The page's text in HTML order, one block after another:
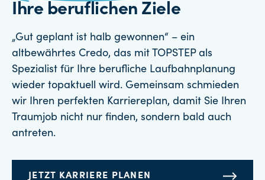
Ihre beruflichen Ziele
„Gut geplant ist halb gewonnen“ – ein
altbewährtes Credo, das mit TOPSTEP als
Spezialist für Ihre berufliche Laufbahnplanung
wieder topaktuell wird. Gemeinsam schmieden
wir Ihren perfekten Karriereplan, damit Sie Ihren
Traumjob nicht nur finden, sondern bald auch
antreten.
JETZT KARRIERE PLANEN